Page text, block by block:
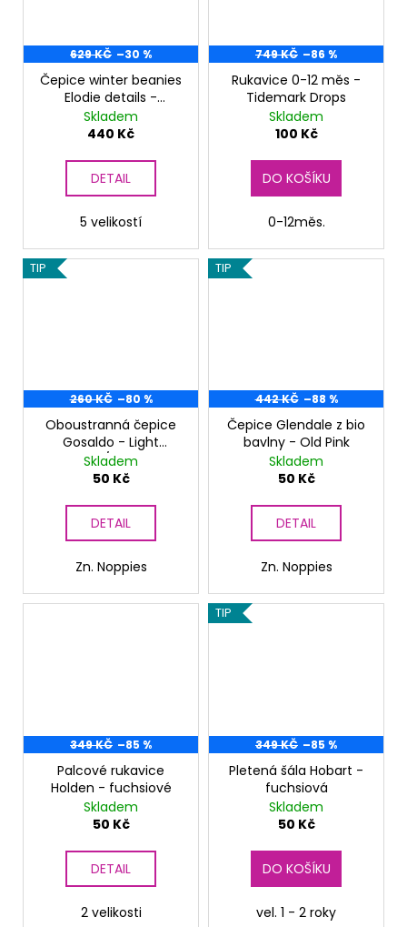
629 KČ –30 %
Čepice winter beanies
Elodie details -
Tidemark drops
Skladem
440 Kč
DETAIL
5 velikostí
749 KČ –86 %
Rukavice 0-12 měs -
Tidemark Drops
Skladem
100 Kč
DO KOŠÍKU
0-12měs.
TIP
260 KČ –80 %
Oboustranná čepice
Gosaldo - Light
Rose/Indigo
Skladem
50 Kč
DETAIL
Zn. Noppies
TIP
442 KČ –88 %
Čepice Glendale z bio
bavlny - Old Pink
Skladem
50 Kč
DETAIL
Zn. Noppies
349 KČ –85 %
Palcové rukavice
Holden - fuchsiové
Skladem
50 Kč
DETAIL
2 velikosti
TIP
349 KČ –85 %
Pletená šála Hobart -
fuchsiová
Skladem
50 Kč
DO KOŠÍKU
vel. 1 - 2 roky